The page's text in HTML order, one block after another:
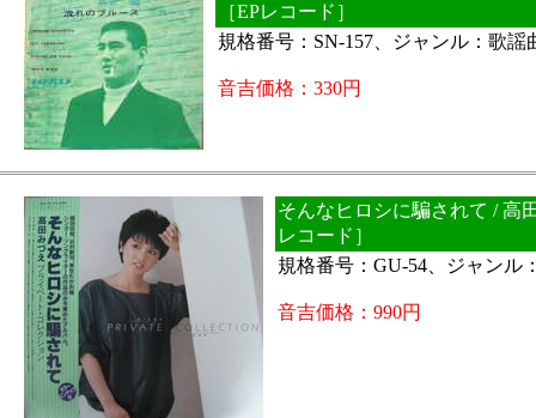
［EPレコード］
規格番号：SN-157、ジャンル：歌謡
音吉価格：330円
そんなヒロシに騙されて / 高
レコード］
規格番号：GU-54、ジャンル
音吉価格：990円